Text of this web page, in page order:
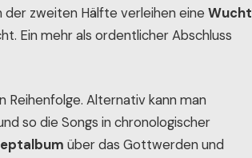
der zweiten Hälfte verleihen eineWucht
Ein mehr als ordentlicher Abschluss
Alternativ kann man
so die Songs in chronologischer
über das Gottwerden und